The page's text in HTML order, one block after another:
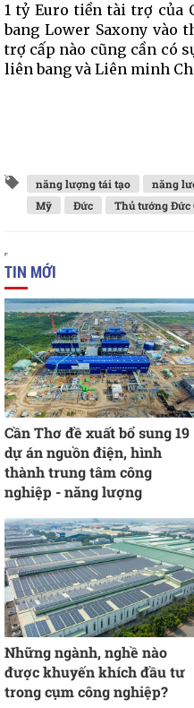
1 tỷ Euro tiền tài trợ của
bang Lower Saxony vào
trợ cấp nào cũng cần có
liên bang và Liên minh
năng lượng tái tạo năng
Mỹ
Đức Thủ tướng Đức
TIN MỚI
Cần Thơ đề xuất bổ sung 19
dự án nguồn điện, hình
thành trung tâm công
nghiệp - năng lượng
Những ngành, nghề nào
được khuyến khích đầu tư
trong cụm công nghiệp?